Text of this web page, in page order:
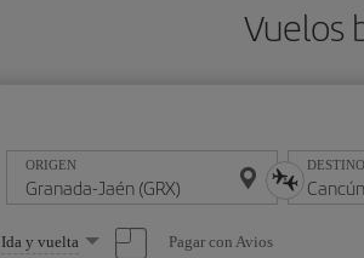
Vuelos
ORIGEN DESTINO
Seleccione
Ida y vuelta Pagar con Avios